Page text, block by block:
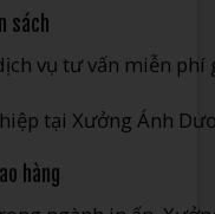
sách
vụ tư vấn miễn
tại Xưởng Ánh
hàng